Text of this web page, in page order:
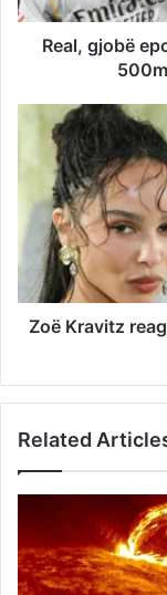
Real, gjobë
Zoë Kravitz
Related